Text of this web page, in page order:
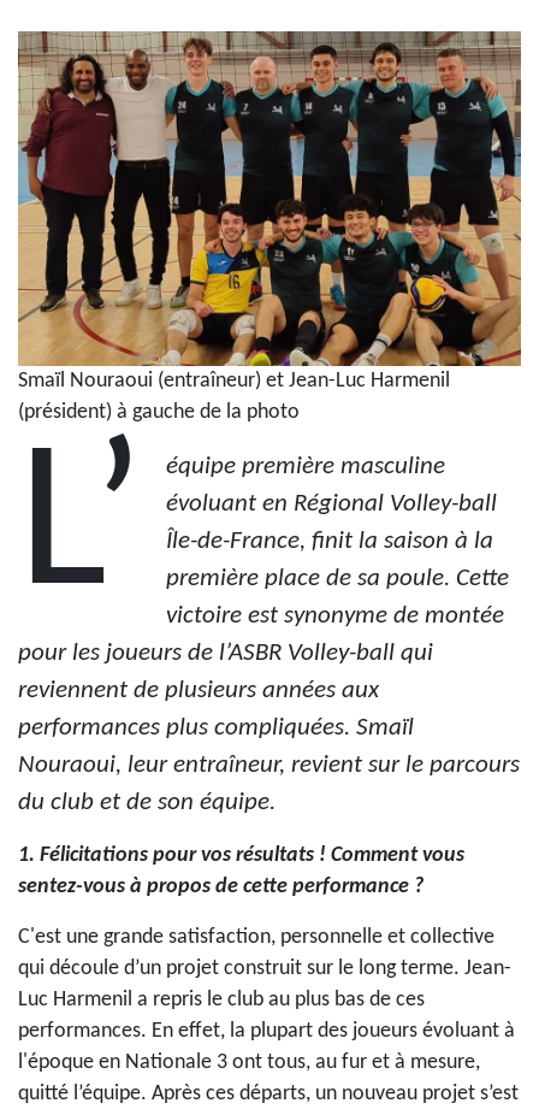
Smaïl Nouraoui (entraîneur) et Jean-Luc Harmenil
(président) à gauche de la photo
L’
équipe première masculine
évoluant en Régional Volley-ball
Île-de-France, finit la saison à la
première place de sa poule. Cette
victoire est synonyme de montée
pour les joueurs de l’ASBR Volley-ball qui
reviennent de plusieurs années aux
performances plus compliquées. Smaïl
Nouraoui, leur entraîneur, revient sur le parcours
du club et de son équipe.
1. Félicitations pour vos résultats ! Comment vous
sentez-vous à propos de cette performance ?
C'est une grande satisfaction, personnelle et collective
qui découle d’un projet construit sur le long terme. Jean-
Luc Harmenil a repris le club au plus bas de ces
performances. En effet, la plupart des joueurs évoluant à
l'époque en Nationale 3 ont tous, au fur et à mesure,
quitté l’équipe. Après ces départs, un nouveau projet s’est